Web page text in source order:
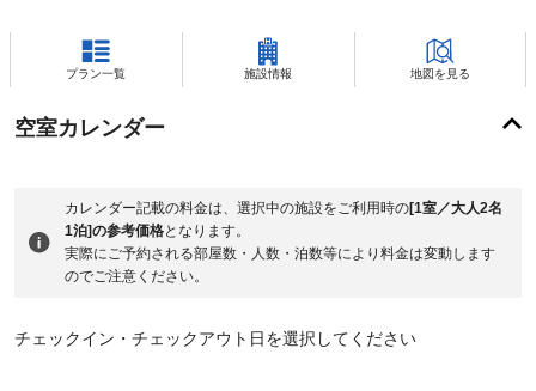
プラン一覧 施設情報 地図を見る
空室カレンダー
カレンダー記載の料金は、選択中の施設をご利用時の[1室／大人2名
1泊]の参考価格となります。
実際にご予約される部屋数・人数・泊数等により料金は変動します
のでご注意ください。
チェックイン・チェックアウト日を選択してください